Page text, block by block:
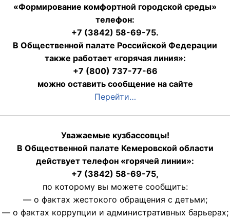
«Формирование комфортной городской среды»
телефон:
+7 (3842) 58-69-75.
В Общественной палате Российской Федерации
также работает «горячая линия»:
+7 (800) 737-77-66
можно оставить сообщение на сайте
Перейти…
Уважаемые кузбассовцы!
В Общественной палате Кемеровской области
действует телефон «горячей линии»:
+7 (3842) 58-69-75,
по которому вы можете сообщить:
— о фактах жестокого обращения с детьми;
— о фактах коррупции и административных барьерах;